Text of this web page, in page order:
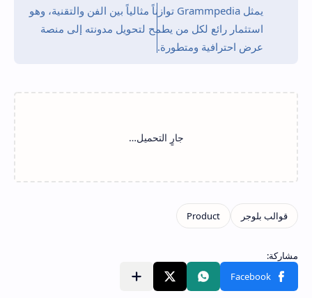
يمثل Grammpedia توازناً مثالياً بين الفن والتقنية، وهو
استثمار رائع لكل من يطمح لتحويل مدونته إلى منصة
عرض احترافية ومتطورة.
مشاركة في التطبيقات الأخرى